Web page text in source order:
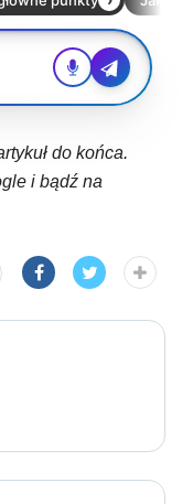
do końca.
i bądź na